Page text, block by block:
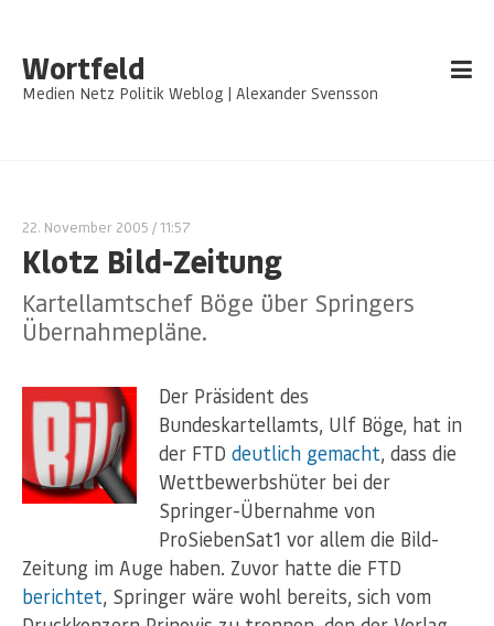
Wortfeld
Medien Netz Politik Weblog | Alexander Svensson
22. November 2005 / 11:57
Klotz Bild-Zeitung
Kartellamtschef Böge über Springers
Übernahmepläne.
Der Präsident des
Bundeskartellamts, Ulf Böge, hat in
der FTD deutlich gemacht, dass die
Wettbewerbshüter bei der
Springer-Übernahme von
ProSiebenSat1 vor allem die Bild-
Zeitung im Auge haben. Zuvor hatte die FTD
berichtet, Springer wäre wohl bereits, sich vom